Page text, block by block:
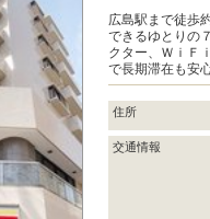
広島駅まで徒歩
できるゆとりの
クター、ＷｉＦ
で長期滞在も安
住所
交通情報